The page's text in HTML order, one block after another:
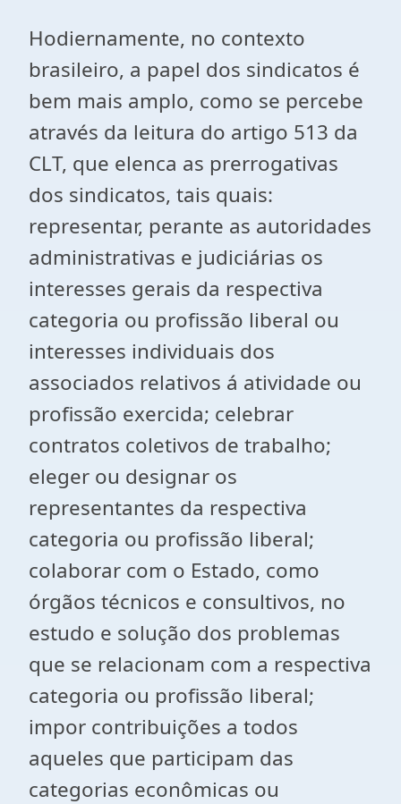
Hodiernamente, no contexto
brasileiro, a papel dos sindicatos é
bem mais amplo, como se percebe
através da leitura do artigo 513 da
CLT, que elenca as prerrogativas
dos sindicatos, tais quais:
representar, perante as autoridades
administrativas e judiciárias os
interesses gerais da respectiva
categoria ou profissão liberal ou
interesses individuais dos
associados relativos á atividade ou
profissão exercida; celebrar
contratos coletivos de trabalho;
eleger ou designar os
representantes da respectiva
categoria ou profissão liberal;
colaborar com o Estado, como
órgãos técnicos e consultivos, no
estudo e solução dos problemas
que se relacionam com a respectiva
categoria ou profissão liberal;
impor contribuições a todos
aqueles que participam das
categorias econômicas ou